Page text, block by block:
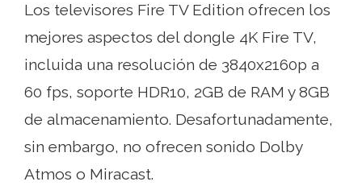
Los televisores Fire TV Edition ofrecen los
mejores aspectos del dongle 4K Fire TV,
incluida una resolución de 3840x2160p a
60 fps, soporte HDR10, 2GB de RAM y 8GB
de almacenamiento. Desafortunadamente,
sin embargo, no ofrecen sonido Dolby
Atmos o Miracast.